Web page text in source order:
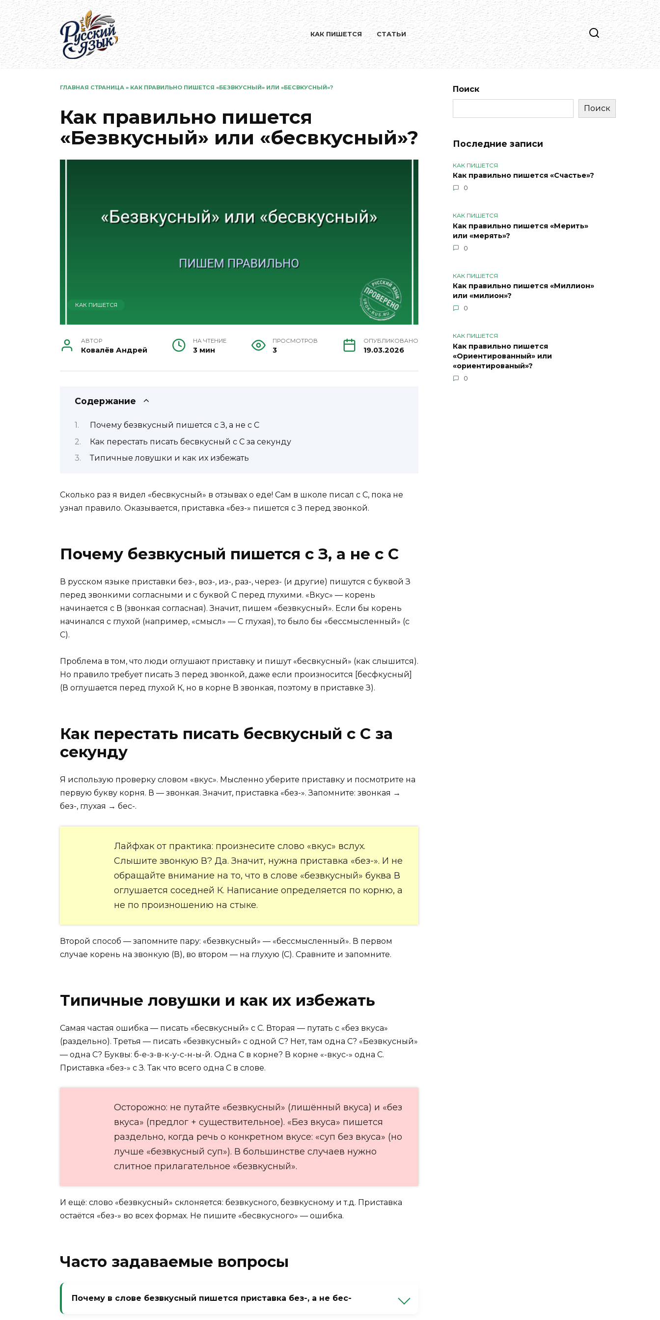
Перейти
к
содержанию
КАК ПИШЕТСЯ СТАТЬИ
ГЛАВНАЯ СТРАНИЦА » КАК ПРАВИЛЬНО ПИШЕТСЯ «БЕЗВКУСНЫЙ» ИЛИ «БЕСВКУСНЫЙ»?
Как правильно пишется
«Безвкусный» или «бесвкусный»?
КАК ПИШЕТСЯ
АВТОР
Ковалёв Андрей
НА ЧТЕНИЕ
3 мин
ПРОСМОТРОВ
3
ОПУБЛИКОВАНО
19.03.2026
Содержание
Почему безвкусный пишется с З, а не с С
Как перестать писать бесвкусный с С за секунду
Типичные ловушки и как их избежать
Сколько раз я видел «бесвкусный» в отзывах о еде! Сам в школе писал с С, пока не
узнал правило. Оказывается, приставка «без-» пишется с З перед звонкой.
Почему безвкусный пишется с З, а не с С
В русском языке приставки без-, воз-, из-, раз-, через- (и другие) пишутся с буквой З
перед звонкими согласными и с буквой С перед глухими. «Вкус» — корень
начинается с В (звонкая согласная). Значит, пишем «безвкусный». Если бы корень
начинался с глухой (например, «смысл» — С глухая), то было бы «бессмысленный» (с
С).
Проблема в том, что люди оглушают приставку и пишут «бесвкусный» (как слышится).
Но правило требует писать З перед звонкой, даже если произносится [бесфкусный]
(В оглушается перед глухой К, но в корне В звонкая, поэтому в приставке З).
Как перестать писать бесвкусный с С за
секунду
Я использую проверку словом «вкус». Мысленно уберите приставку и посмотрите на
первую букву корня. В — звонкая. Значит, приставка «без-». Запомните: звонкая →
без-, глухая → бес-.
Лайфхак от практика: произнесите слово «вкус» вслух.
Слышите звонкую В? Да. Значит, нужна приставка «без-». И не
обращайте внимание на то, что в слове «безвкусный» буква В
оглушается соседней К. Написание определяется по корню, а
не по произношению на стыке.
Второй способ — запомните пару: «безвкусный» — «бессмысленный». В первом
случае корень на звонкую (В), во втором — на глухую (С). Сравните и запомните.
Типичные ловушки и как их избежать
Самая частая ошибка — писать «бесвкусный» с С. Вторая — путать с «без вкуса»
(раздельно). Третья — писать «безвкусный» с одной С? Нет, там одна С? «Безвкусный»
— одна С? Буквы: б-е-з-в-к-у-с-н-ы-й. Одна С в корне? В корне «-вкус-» одна С.
Приставка «без-» с З. Так что всего одна С в слове.
Осторожно: не путайте «безвкусный» (лишённый вкуса) и «без
вкуса» (предлог + существительное). «Без вкуса» пишется
раздельно, когда речь о конкретном вкусе: «суп без вкуса» (но
лучше «безвкусный суп»). В большинстве случаев нужно
слитное прилагательное «безвкусный».
И ещё: слово «безвкусный» склоняется: безвкусного, безвкусному и т.д. Приставка
остаётся «без-» во всех формах. Не пишите «бесвкусного» — ошибка.
Часто задаваемые вопросы
Почему в слове безвкусный пишется приставка без-, а не бес-
Поиск
Поиск
Последние записи
КАК ПИШЕТСЯ
Как правильно пишется «Счастье»?
0
КАК ПИШЕТСЯ
Как правильно пишется «Мерить»
или «мерять»?
0
КАК ПИШЕТСЯ
Как правильно пишется «Миллион»
или «милион»?
0
КАК ПИШЕТСЯ
Как правильно пишется
«Ориентированный» или
«ориентированый»?
0